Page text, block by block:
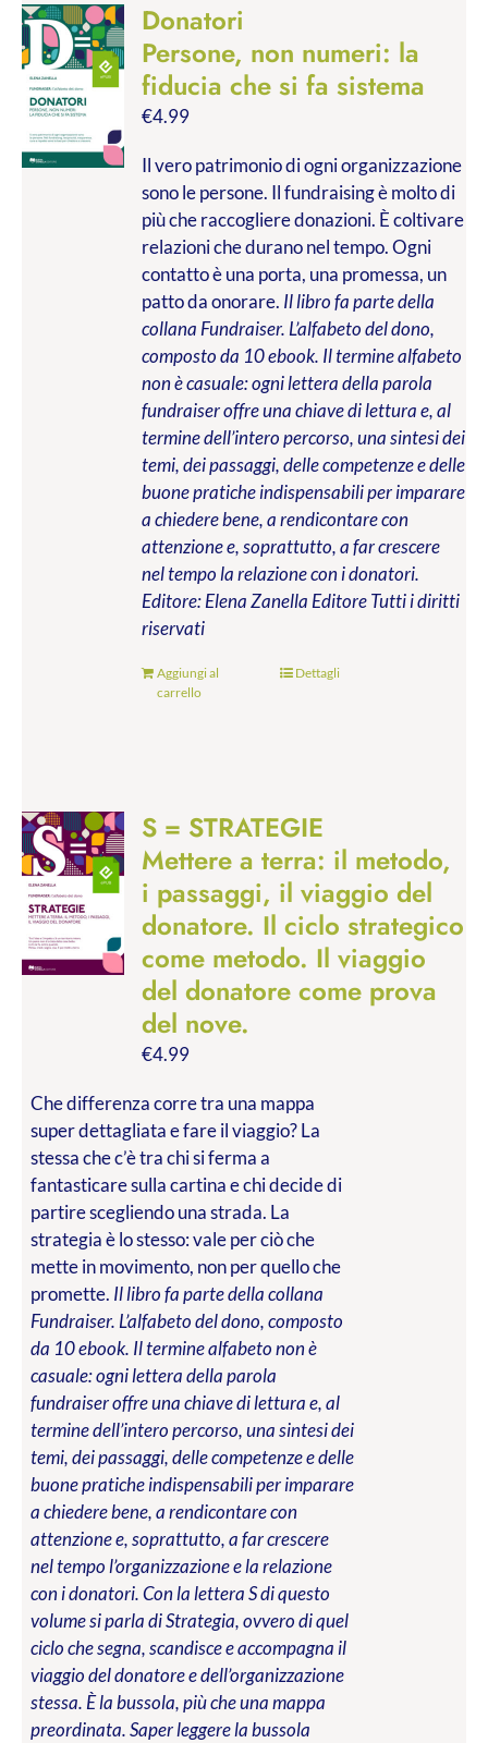
Donatori
Persone, non numeri: la
fiducia che si fa sistema
€4.99
Il vero patrimonio di ogni organizzazione
sono le persone. Il fundraising è molto di
più che raccogliere donazioni. È coltivare
relazioni che durano nel tempo. Ogni
contatto è una porta, una promessa, un
patto da onorare. Il libro fa parte della
collana Fundraiser. L’alfabeto del dono,
composto da 10 ebook. Il termine alfabeto
non è casuale: ogni lettera della parola
fundraiser offre una chiave di lettura e, al
termine dell’intero percorso, una sintesi dei
temi, dei passaggi, delle competenze e delle
buone pratiche indispensabili per imparare
a chiedere bene, a rendicontare con
attenzione e, soprattutto, a far crescere
nel tempo la relazione con i donatori.
Editore: Elena Zanella EditoreTutti i diritti
riservati
Aggiungi al
carrello
Dettagli
S = STRATEGIE
Mettere a terra: il metodo,
i passaggi, il viaggio del
donatore. Il ciclo strategico
come metodo. Il viaggio
del donatore come prova
del nove.
€4.99
Che differenza corre tra una mappa
super dettagliata e fare il viaggio? La
stessa che c’è tra chi si ferma a
fantasticare sulla cartina e chi decide di
partire scegliendo una strada. La
strategia è lo stesso: vale per ciò che
mette in movimento, non per quello che
promette. Il libro fa parte della collana
Fundraiser. L’alfabeto del dono, composto
da 10 ebook. Il termine alfabeto non è
casuale: ogni lettera della parola
fundraiser offre una chiave di lettura e, al
termine dell’intero percorso, una sintesi dei
temi, dei passaggi, delle competenze e delle
buone pratiche indispensabili per imparare
a chiedere bene, a rendicontare con
attenzione e, soprattutto, a far crescere
nel tempo l’organizzazione e la relazione
con i donatori. Con la lettera S di questo
volume si parla di Strategia, ovvero di quel
ciclo che segna, scandisce e accompagna il
viaggio del donatore e dell’organizzazione
stessa. È la bussola, più che una mappa
preordinata. Saper leggere la bussola